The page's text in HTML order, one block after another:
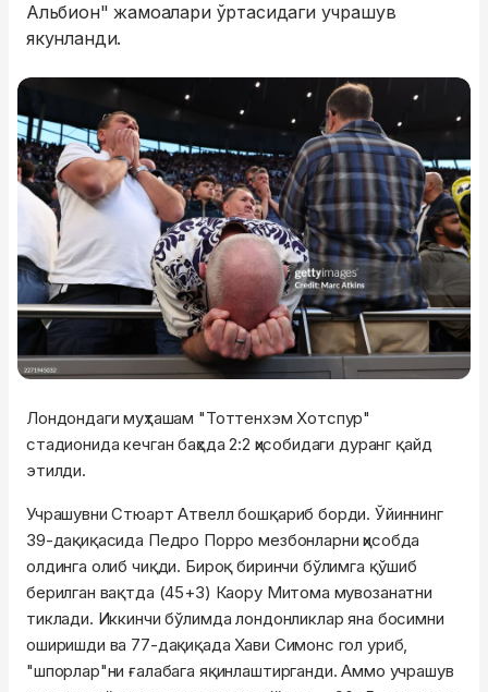
Альбион" жамоалари ўртасидаги учрашув
якунланди.
Лондондаги муҳташам "Тоттенхэм Хотспур"
стадионида кечган баҳсда 2:2 ҳисобидаги дуранг қайд
этилди.
Учрашувни Стюарт Атвелл бошқариб борди. Ўйиннинг
39-дақиқасида Педро Порро мезбонларни ҳисобда
олдинга олиб чиқди. Бироқ биринчи бўлимга қўшиб
берилган вақтда (45+3) Каору Митома мувозанатни
тиклади. Иккинчи бўлимда лондонликлар яна босимни
оширишди ва 77-дақиқада Хави Симонс гол уриб,
"шпорлар"ни ғалабага яқинлаштирганди. Аммо учрашув